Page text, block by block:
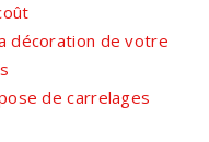
décoration de votre
de carrelages